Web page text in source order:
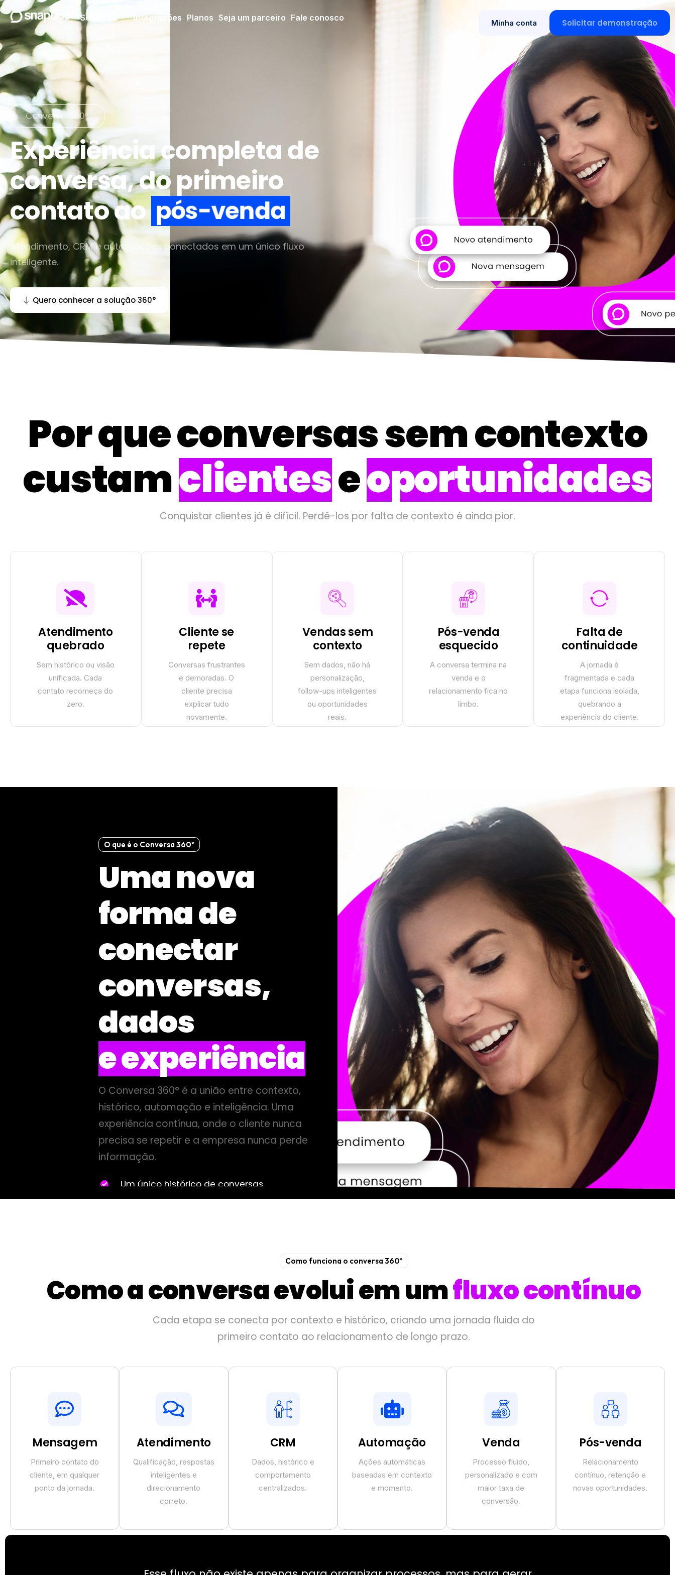
Soluções Integrações Planos Seja um parceiro Fale conosco
Minha conta Solicitar demonstração
Conversa 360°
Experiência completa de
conversa, do primeiro
contato aopós-venda
Atendimento, CRM e automações conectados em um único fluxo
inteligente.
Quero conhecer a solução 360°
Por que conversas sem contexto
custamclienteseoportunidades
Conquistar clientes já é difícil. Perdê-los por falta de contexto é ainda pior.
Atendimento
quebrado
Sem histórico ou visão
unificada. Cada
contato recomeça do
zero.
Cliente se
repete
Conversas frustrantes
e demoradas. O
cliente precisa
explicar tudo
novamente.
Vendas sem
contexto
Sem dados, não há
personalização,
follow-ups inteligentes
ou oportunidades
reais.
Pós-venda
esquecido
A conversa termina na
venda e o
relacionamento fica no
limbo.
Falta de
continuidade
A jornada é
fragmentada e cada
etapa funciona isolada,
quebrando a
experiência do cliente.
O que é o Conversa 360º
Uma nova
forma de
conectar
conversas,
dados
e experiência
O Conversa 360° é a união entre contexto,
histórico, automação e inteligência. Uma
experiência contínua, onde o cliente nunca
precisa se repetir e a empresa nunca perde
informação.
Um único histórico de conversas
Como funciona o conversa 360º
Como a conversa evolui em umfluxo contínuo
Cada etapa se conecta por contexto e histórico, criando uma jornada fluida do
primeiro contato ao relacionamento de longo prazo.
Mensagem
Primeiro contato do
cliente, em qualquer
ponto da jornada.
Atendimento
Qualificação, respostas
inteligentes e
direcionamento
correto.
CRM
Dados, histórico e
comportamento
centralizados.
Automação
Ações automáticas
baseadas em contexto
e momento.
Venda
Processo fluido,
personalizado e com
maior taxa de
conversão.
Pós-venda
Relacionamento
contínuo, retenção e
novas oportunidades.